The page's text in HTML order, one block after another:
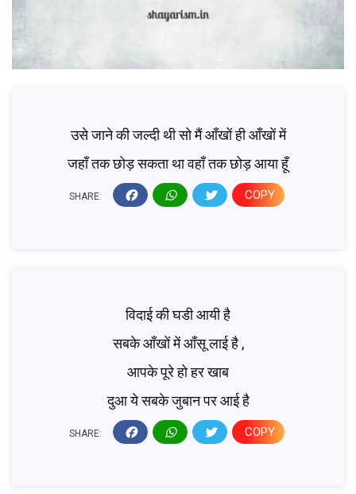
उसे जाने की जल्दी थी सो मैं आँखों ही आँखों में
जहाँ तक छोड़ सकता था वहाँ तक छोड़ आया हूँ
SHARE: COPY
विदाई की घडी आयी है
सबके आँखों में आँसू लाई है ,
आपके पूरे हो हर खाब
दुआ ये सबके जुबान पर आई है
SHARE: COPY